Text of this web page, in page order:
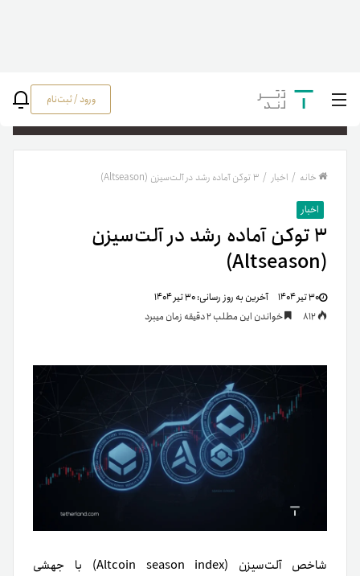
ورود / ثبت‌نام
خانه / اخبار / ۳ توکن آماده رشد در آلت‌سیزن (Altseason)
اخبار
۳ توکن آماده رشد در آلت‌سیزن
(Altseason)
۳۰ تیر ۱۴۰۴ آخرین به روز رسانی:۳۰ تیر ۱۴۰۴
خواندن این مطلب 2 دقیقه زمان میبرد
شاخص آلت‌سیزن (Altcoin season index) با جهشی